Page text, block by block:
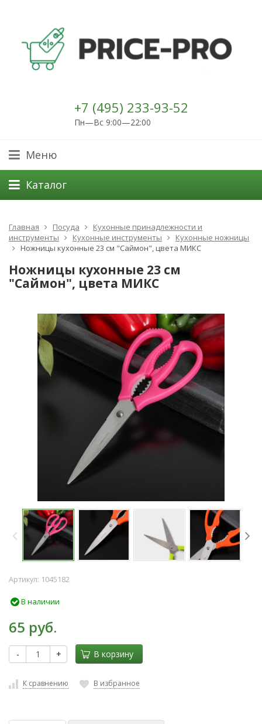
+7 (495) 233-93-52
Пн—Вс 9:00—22:00
Меню
Каталог
Главная Посуда
Кухонные принадлежности и
инструменты
Кухонные инструменты
Кухонные ножницы
Ножницы кухонные 23 см "Саймон", цвета МИКС
Ножницы кухонные 23 см
"Саймон", цвета МИКС
Артикул: 1045182
В наличии
65 руб.
- + В корзину
К сравнению В избранное